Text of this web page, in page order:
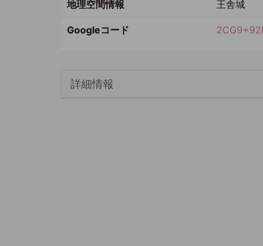
地理空間情報 王舎城
Googleコード
詳細情報